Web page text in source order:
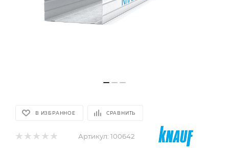
В ИЗБРАННОЕ СРАВНИТЬ
Артикул: 100642